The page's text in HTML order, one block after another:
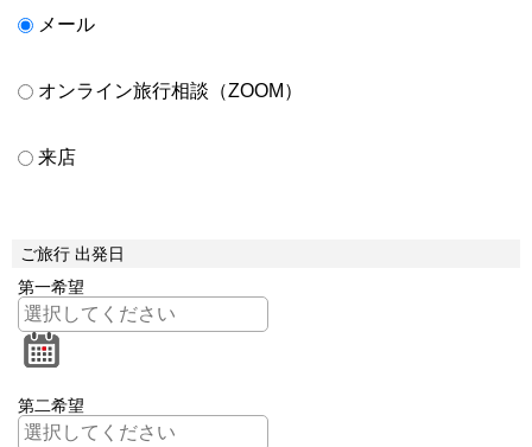
メール
オンライン旅行相談（ZOOM）
来店
ご旅行 出発日
第一希望
第二希望